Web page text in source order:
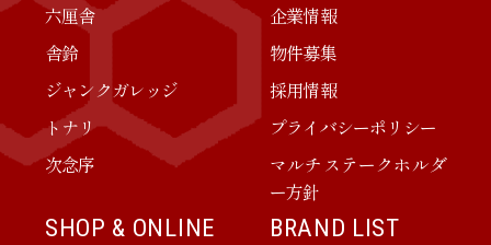
六厘舎
舎鈴
ジャンクガレッジ
トナリ
次念序
企業情報
物件募集
採用情報
プライバシーポリシー
マルチステークホルダ
ー方針
SHOP & ONLINE BRAND LIST